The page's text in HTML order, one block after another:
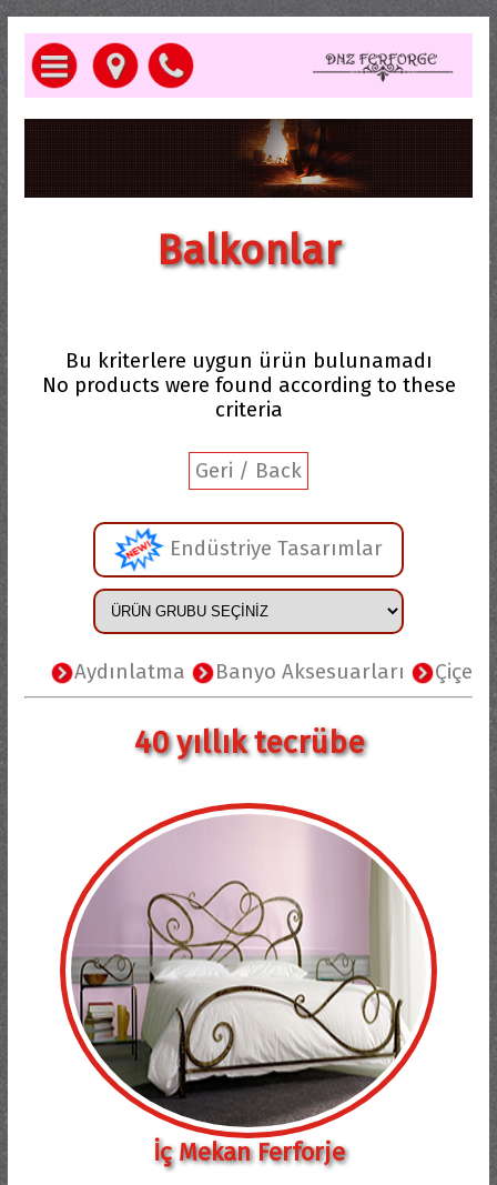
Balkonlar
Bu kriterlere uygun ürün bulunamadı
No products were found according to these
criteria
Geri / Back
Endüstriye Tasarımlar
Aydınlatma Banyo Aksesuarları
40 yıllık tecrübe
İç Mekan Ferforje